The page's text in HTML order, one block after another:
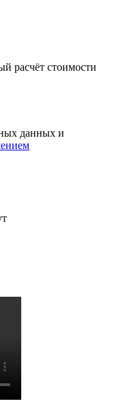
расчёт стоимости
данных и